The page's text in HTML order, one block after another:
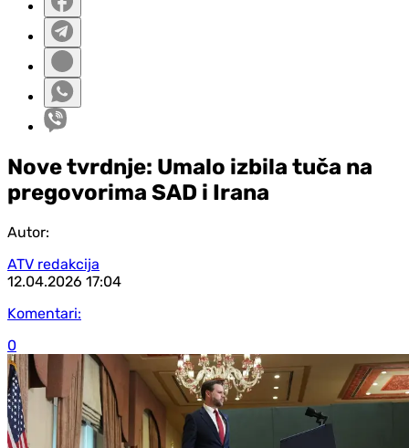
Nove tvrdnje: Umalo izbila tuča na
pregovorima SAD i Irana
Autor:
ATV redakcija
12.04.2026 17:04
Komentari:
0